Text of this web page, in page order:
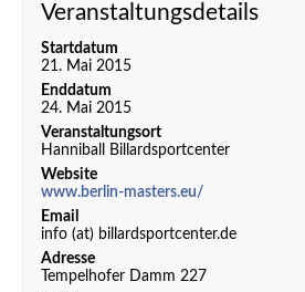
Veranstaltungsdetails
Startdatum
21. Mai 2015
Enddatum
24. Mai 2015
Veranstaltungsort
Hanniball Billardsportcenter
Website
www.berlin-masters.eu/
Email
info (at) billardsportcenter.de
Adresse
Tempelhofer Damm 227